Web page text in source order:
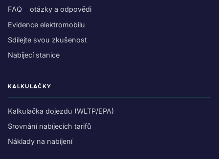
FAQ – otázky a odpovědi
Evidence elektromobilu
Sdílejte svou zkušenost
Nabíjecí stanice
KALKULAČKY
Kalkulačka dojezdu (WLTP/EPA)
Srovnání nabíjecích tarifů
Náklady na nabíjení